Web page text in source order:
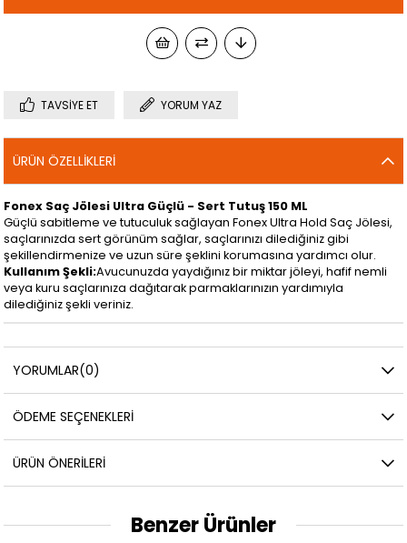
TAVSIYE ET YORUM YAZ
ÜRÜN ÖZELLIKLERI
Fonex Saç Jölesi Ultra Güçlü - Sert Tutuş 150 ML
Güçlü sabitleme ve tutuculuk sağlayan Fonex Ultra Hold Saç Jölesi,
saçlarınızda sert görünüm sağlar, saçlarınızı dilediğiniz gibi
şekillendirmenize ve uzun süre şeklini korumasına yardımcı olur.
Kullanım Şekli:Avucunuzda yaydığınız bir miktar jöleyi, hafif nemli
veya kuru saçlarınıza dağıtarak parmaklarınızın yardımıyla
dilediğiniz şekli veriniz.
YORUMLAR(0)
ÖDEME SEÇENEKLERI
ÜRÜN ÖNERILERI
Benzer Ürünler